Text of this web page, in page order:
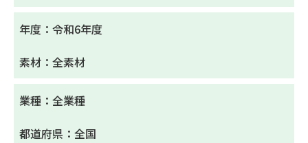
年度：令和6年度
素材：全素材
業種：全業種
都道府県：全国